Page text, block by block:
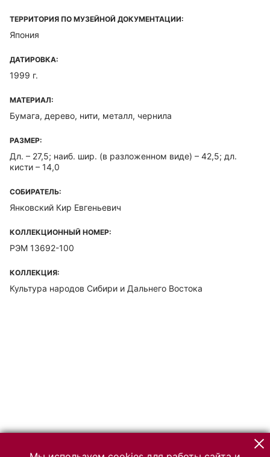
ТЕРРИТОРИЯ ПО МУЗЕЙНОЙ ДОКУМЕНТАЦИИ:
Япония
ДАТИРОВКА:
1999 г.
МАТЕРИАЛ:
Бумага, дерево, нити, металл, чернила
РАЗМЕР:
Дл. – 27,5; наиб. шир. (в разложенном виде) – 42,5; дл.
кисти – 14,0
СОБИРАТЕЛЬ:
Янковский Кир Евгеньевич
КОЛЛЕКЦИОННЫЙ НОМЕР:
РЭМ 13692-100
КОЛЛЕКЦИЯ:
Культура народов Сибири и Дальнего Востока